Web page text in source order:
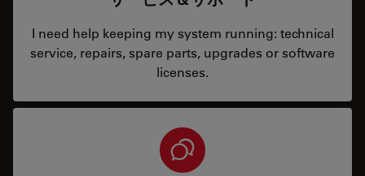
I need help keeping my system running: technical
service, repairs, spare parts, upgrades or software
licenses.